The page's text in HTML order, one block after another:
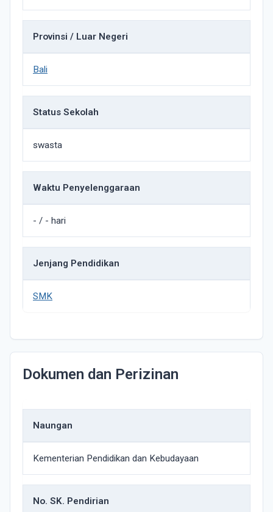
Provinsi / Luar Negeri
Bali
Status Sekolah
swasta
Waktu Penyelenggaraan
- / - hari
Jenjang Pendidikan
SMK
Dokumen dan Perizinan
Naungan
Kementerian Pendidikan dan Kebudayaan
No. SK. Pendirian